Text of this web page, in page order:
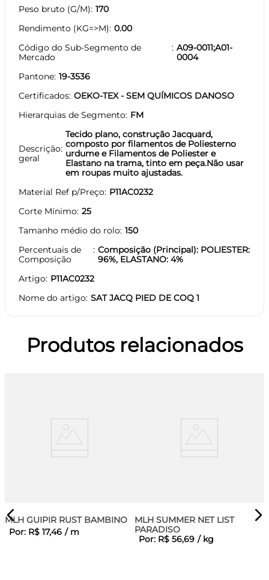
Peso bruto (G/M) 170
Rendimento (KG=>M) 0.00
Código do Sub-Segmento de
Mercado
A09-0011;A01-
0004
Pantone 19-3536
Certificados OEKO-TEX - SEM QUÍMICOS DANOSO
Hierarquias de Segmento FM
Descrição
geral
Tecido plano, construção Jacquard,
composto por filamentos de Poliesterno
urdume e Filamentos de Poliester e
Elastano na trama, tinto em peça.Não usar
em roupas muito ajustadas.
Material Ref p/Preço P11AC0232
Corte Mínimo 25
Tamanho médio do rolo 150
Percentuais de
Composição
Composição (Principal): POLIESTER:
96%, ELASTANO: 4%
Artigo P11AC0232
Nome do artigo SAT JACQ PIED DE COQ 1
Produtos relacionados
MLH GUIPIR RUST BAMBINO
Por: R$ 17,46 / m
MLH SUMMER NET LIST
PARADISO
Por: R$ 56,69 / kg